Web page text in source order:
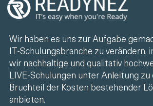
Wir haben es uns zur Aufgabe
IT-Schulungsbranche zu verändern,
wir nachhaltige und qualitativ
LIVE-Schulungen unter Anleitung zu
Bruchteil der Kosten bestehender
anbieten.